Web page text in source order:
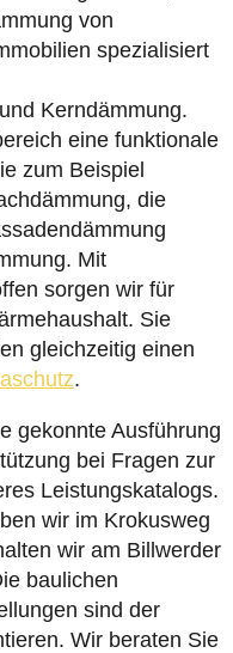
von
spezialisiert
Kerndämmung.
eine funktionale
zum Beispiel
die
Mit
sorgen wir für
Sie
gleichzeitig einen
.
gekonnte Ausführung
bei Fragen zur
Leistungskatalogs.
wir im Krokusweg
wir am Billwerder
baulichen
sind der
Wir beraten Sie